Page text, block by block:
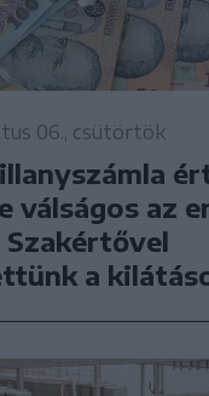
06., csütörtök
válságos az
a